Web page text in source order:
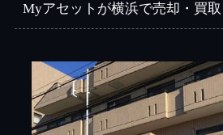
Myアセットが横浜で売却・買取